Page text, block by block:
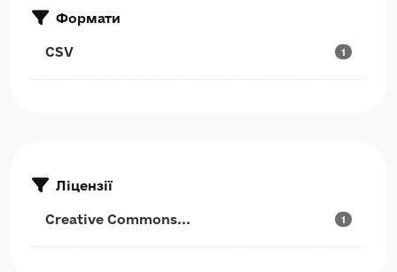
Формати
CSV 1
Ліцензії
Creative Commons... 1